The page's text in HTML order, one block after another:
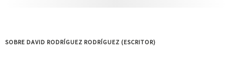
SOBRE DAVID RODRÍGUEZ RODRÍGUEZ (ESCRITOR)